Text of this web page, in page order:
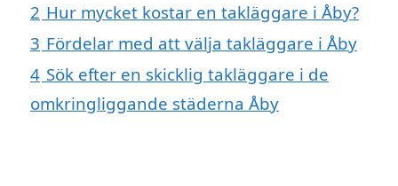
2 Hur mycket kostar en takläggare i Åby?
3 Fördelar med att välja takläggare i Åby
4 Sök efter en skicklig takläggare i de
omkringliggande städerna Åby